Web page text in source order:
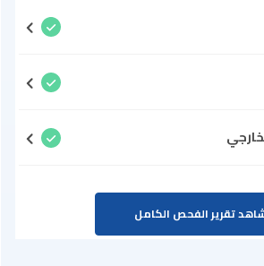
تقرير الفحص الكامل